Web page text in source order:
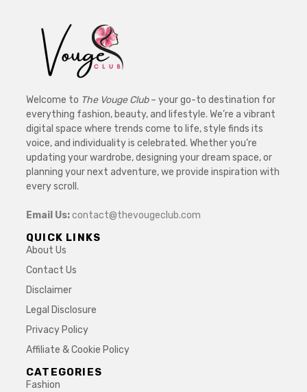
Welcome to The Vouge Club– your go-to destination for
everything fashion, beauty, and lifestyle. We’re a vibrant
digital space where trends come to life, style finds its
voice, and individuality is celebrated. Whether you’re
updating your wardrobe, designing your dream space, or
planning your next adventure, we provide inspiration with
every scroll.
Email Us:contact@thevougeclub.com
QUICK LINKS
About Us
Contact Us
Disclaimer
Legal Disclosure
Privacy Policy
Affiliate & Cookie Policy
CATEGORIES
Fashion